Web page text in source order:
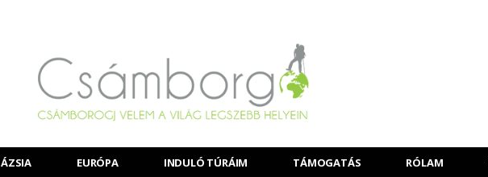
ÁZSIA EURÓPA INDULÓ TÚRÁIM TÁMOGATÁS RÓLAM